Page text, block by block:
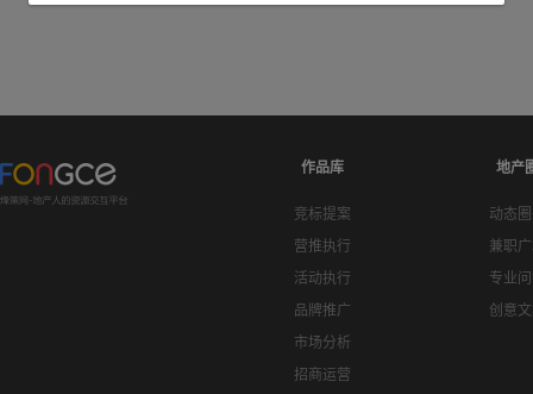
作品库
竞标提案
营推执行
活动执行
品牌推广
市场分析
招商运营
地产
动态
兼职
专业
创意